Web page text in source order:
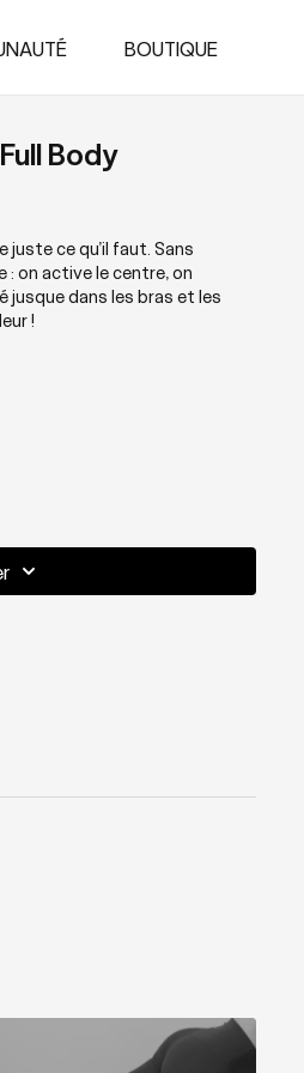
BOUTIQUE
Body
juste ce qu’il faut. Sans
on active le centre, on
dans les bras et les
!